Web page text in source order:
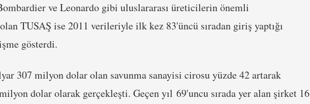
ve Leonardo gibi uluslararası üreticilerin önemli
TUSAŞ ise 2011 verileriyle ilk kez 83'üncü sıradan giriş yaptığı
gösterdi.
307 milyon dolar olan savunma sanayisi cirosu yüzde 42 artarak
dolar olarak gerçekleşti. Geçen yıl 69'uncu sırada yer alan şirket 16